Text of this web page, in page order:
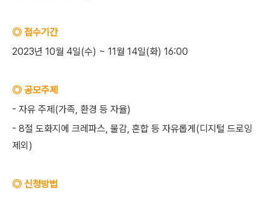
◎ 접수기간
2023년 10월 4일(수) ~ 11월 14일(화) 16:00
◎ 공모주제
- 자유 주제(가족, 환경 등 자율)
- 8절 도화지에 크레파스, 물감, 혼합 등 자유롭게(디지털 드로잉
제외)
◎ 신청방법